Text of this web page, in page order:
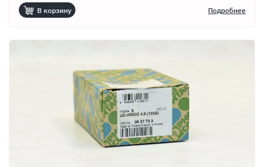
В корзину Подробнее